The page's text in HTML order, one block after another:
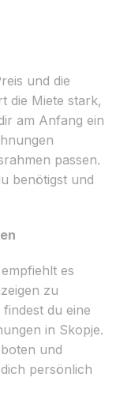
und die
die Miete stark,
am Anfang ein
passen.
benötigst und
es
zu
du eine
in Skopje.
und
persönlich